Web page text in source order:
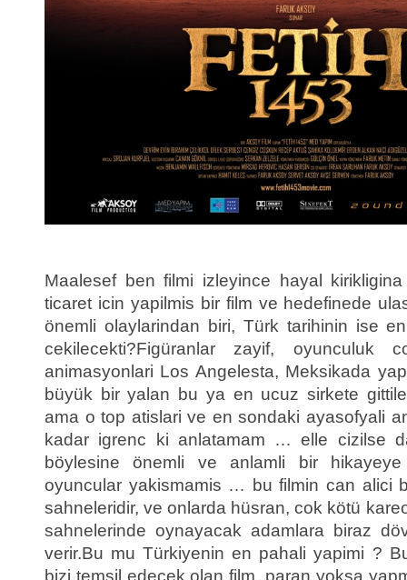
Maalesef ben filmi izleyince hayal
ticaret icin yapilmis bir film ve hedefinede
önemli olaylarindan biri, Türk tarihinin ise
cekilecekti?Figüranlar zayif,
animasyonlari Los Angelesta, Meksikada
büyük bir yalan bu ya en ucuz sirkete
ama o top atislari ve en sondaki ayasofyali
kadar igrenc ki anlatamam … elle cizilse
böylesine önemli ve anlamli bir
oyuncular yakismamis … bu filmin can alici
sahneleridir, ve onlarda hüsran, cok kötü
sahnelerinde oynayacak adamlara biraz
verir.Bu mu Türkiyenin en pahali yapimi ?
bizi temsil edecek olan film, paran yoksa